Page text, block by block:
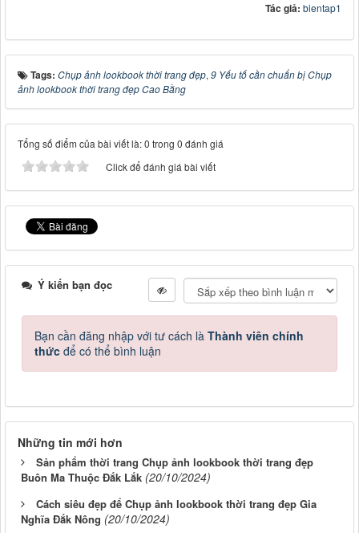
Tác giả: bientap1
Tags: Chụp ảnh lookbook thời trang đẹp, 9 Yếu tố cần chuẩn bị Chụp
ảnh lookbook thời trang đẹp Cao Bằng
Tổng số điểm của bài viết là: 0 trong 0 đánh giá
Click để đánh giá bài viết
Ý kiến bạn đọc
Bạn cần đăng nhập với tư cách là Thành viên chính
thức để có thể bình luận
Những tin mới hơn
Sản phẩm thời trang Chụp ảnh lookbook thời trang đẹp
Buôn Ma Thuộc Đắk Lắk (20/10/2024)
Cách siêu đẹp để Chụp ảnh lookbook thời trang đẹp Gia
Nghĩa Đắk Nông (20/10/2024)